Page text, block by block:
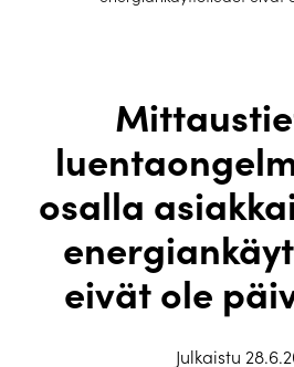
osalla
eivät ole
Julkaistu